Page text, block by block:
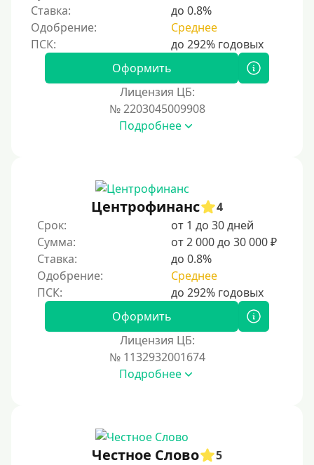
Ставка:
до 0.8%
Одобрение:
Среднее
Оформить
Лицензия ЦБ:
№ 2203045009908
Подробнее
Центрофинанс
4
Срок:
от 1 до 30 дней
Сумма:
от 2 000 до 30 000 ₽
Ставка:
до 0.8%
Одобрение:
Среднее
Оформить
Лицензия ЦБ:
№ 1132932001674
Подробнее
Честное Слово
5